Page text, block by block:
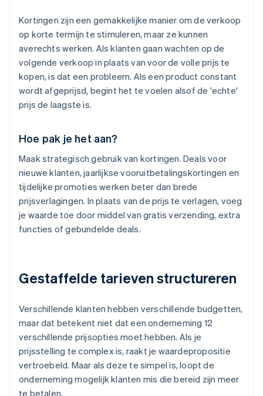
Kortingen zijn een gemakkelijke manier om de verkoop
op korte termijn te stimuleren, maar ze kunnen
averechts werken. Als klanten gaan wachten op de
volgende verkoop in plaats van voor de volle prijs te
kopen, is dat een probleem. Als een product constant
wordt afgeprijsd, begint het te voelen alsof de 'echte'
prijs de laagste is.
Hoe pak je het aan?
Maak strategisch gebruik van kortingen. Deals voor
nieuwe klanten, jaarlijkse vooruitbetalingskortingen en
tijdelijke promoties werken beter dan brede
prijsverlagingen. In plaats van de prijs te verlagen, voeg
je waarde toe door middel van gratis verzending, extra
functies of gebundelde deals.
Gestaffelde tarieven structureren
Verschillende klanten hebben verschillende budgetten,
maar dat betekent niet dat een onderneming 12
verschillende prijsopties moet hebben. Als je
prijsstelling te complex is, raakt je waardepropositie
vertroebeld. Maar als deze te simpel is, loopt de
onderneming mogelijk klanten mis die bereid zijn meer
te betalen.